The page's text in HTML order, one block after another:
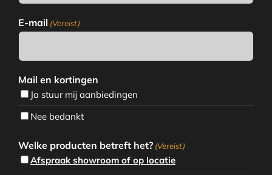
E-mail (Vereist)
Mail en kortingen
Ja stuur mij aanbiedingen
Nee bedankt
Welke producten betreft het? (Vereist)
Afspraak showroom of op locatie